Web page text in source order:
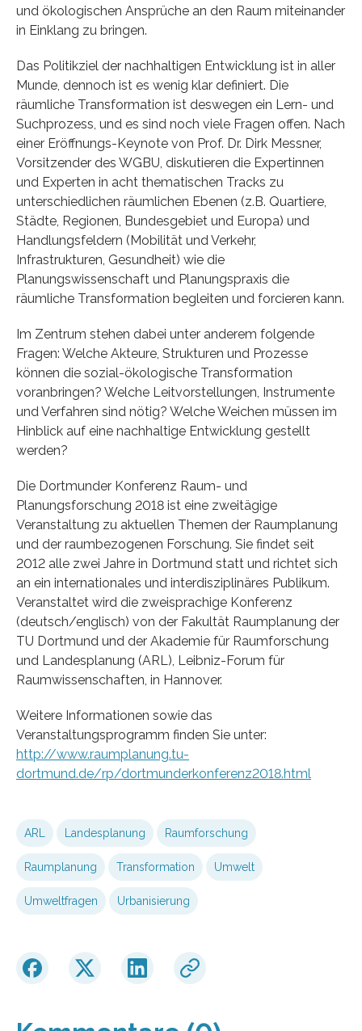
und ökologischen Ansprüche an den Raum miteinander
in Einklang zu bringen.
Das Politikziel der nachhaltigen Entwicklung ist in aller
Munde, dennoch ist es wenig klar definiert. Die
räumliche Transformation ist deswegen ein Lern- und
Suchprozess, und es sind noch viele Fragen offen. Nach
einer Eröffnungs-Keynote von Prof. Dr. Dirk Messner,
Vorsitzender des WGBU, diskutieren die Expertinnen
und Experten in acht thematischen Tracks zu
unterschiedlichen räumlichen Ebenen (z.B. Quartiere,
Städte, Regionen, Bundesgebiet und Europa) und
Handlungsfeldern (Mobilität und Verkehr,
Infrastrukturen, Gesundheit) wie die
Planungswissenschaft und Planungspraxis die
räumliche Transformation begleiten und forcieren kann.
Im Zentrum stehen dabei unter anderem folgende
Fragen: Welche Akteure, Strukturen und Prozesse
können die sozial-ökologische Transformation
voranbringen? Welche Leitvorstellungen, Instrumente
und Verfahren sind nötig? Welche Weichen müssen im
Hinblick auf eine nachhaltige Entwicklung gestellt
werden?
Die Dortmunder Konferenz Raum- und
Planungsforschung 2018 ist eine zweitägige
Veranstaltung zu aktuellen Themen der Raumplanung
und der raumbezogenen Forschung. Sie findet seit
2012 alle zwei Jahre in Dortmund statt und richtet sich
an ein internationales und interdisziplinäres Publikum.
Veranstaltet wird die zweisprachige Konferenz
(deutsch/englisch) von der Fakultät Raumplanung der
TU Dortmund und der Akademie für Raumforschung
und Landesplanung (ARL), Leibniz-Forum für
Raumwissenschaften, in Hannover.
Weitere Informationen sowie das
Veranstaltungsprogramm finden Sie unter:
http://www.raumplanung.tu-
dortmund.de/rp/dortmunderkonferenz2018.html
ARL Landesplanung Raumforschung
Raumplanung Transformation Umwelt
Umweltfragen Urbanisierung